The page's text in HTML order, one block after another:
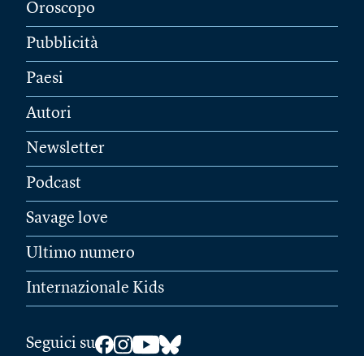
Oroscopo
Pubblicità
Paesi
Autori
Newsletter
Podcast
Savage love
Ultimo numero
Internazionale Kids
Seguici su